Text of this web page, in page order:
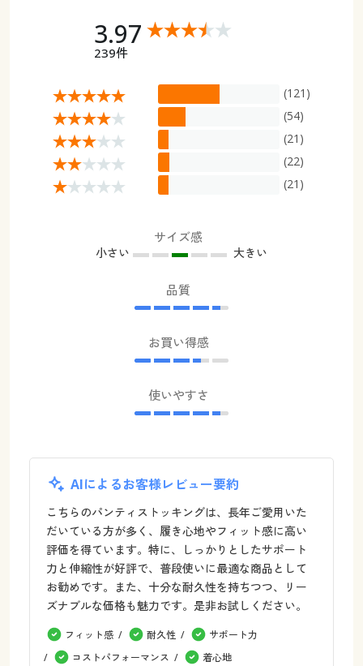
3.97
239件
(121)
(54)
(21)
(22)
(21)
サイズ感
小さい 大きい
品質
お買い得感
使いやすさ
AIによるお客様レビュー要約
こちらのパンティストッキングは、長年ご愛用いた
だいている方が多く、履き心地やフィット感に高い
評価を得ています。特に、しっかりとしたサポート
力と伸縮性が好評で、普段使いに最適な商品として
お勧めです。また、十分な耐久性を持ちつつ、リー
ズナブルな価格も魅力です。是非お試しください。
フィット感 耐久性
サポート力
コストパフォーマンス
着心地